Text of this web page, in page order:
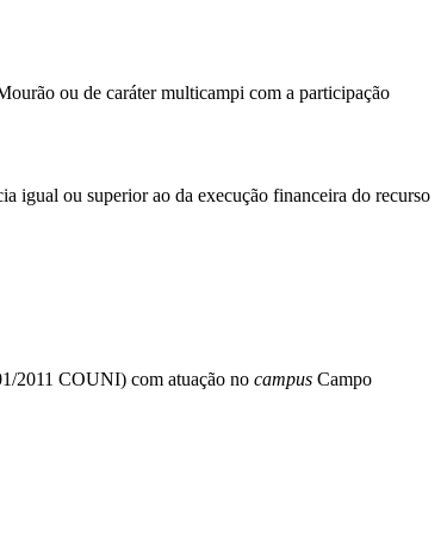
ou de caráter multicampi com a participação
igual ou superior ao da execução financeira do recurso
2011 COUNI) com atuação no campus Campo